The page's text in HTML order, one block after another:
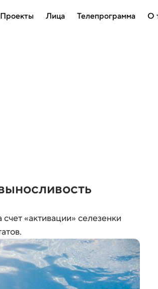
Проекты Лица Телепрограмма О
«активации» селезенки